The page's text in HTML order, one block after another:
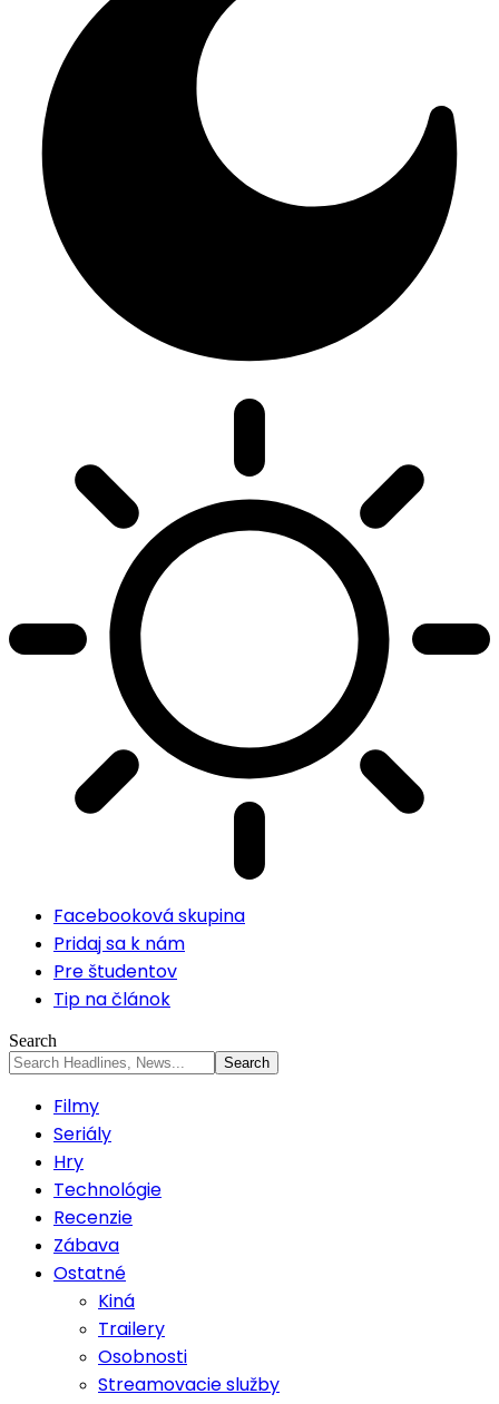
Facebooková skupina
Pridaj sa k nám
Pre študentov
Tip na článok
Search
Filmy
Seriály
Hry
Technológie
Recenzie
Zábava
Ostatné
Kiná
Trailery
Osobnosti
Streamovacie služby